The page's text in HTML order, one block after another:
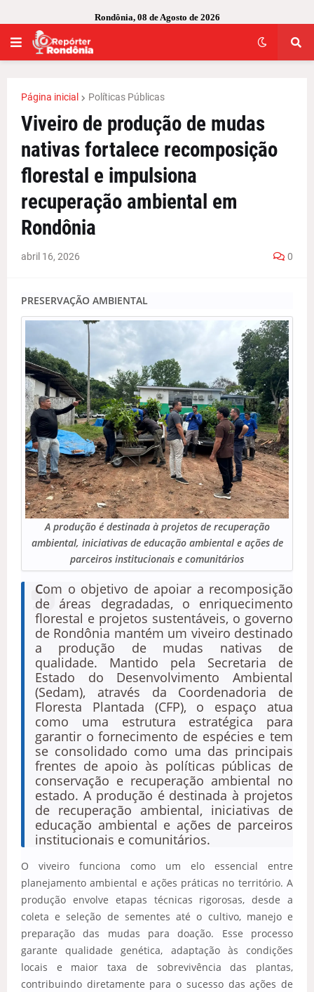
Rondônia, 08 de Agosto de 2026
Página inicial Políticas Públicas
Viveiro de produção de mudas
nativas fortalece recomposição
florestal e impulsiona
recuperação ambiental em
Rondônia
abril 16, 2026 0
PRESERVAÇÃO AMBIENTAL
A produção é destinada à projetos de recuperação
ambiental, iniciativas de educação ambiental e ações de
parceiros institucionais e comunitários
Com o objetivo de apoiar a recomposição
de áreas degradadas, o enriquecimento
florestal e projetos sustentáveis, o governo
de Rondônia mantém um viveiro destinado
a produção de mudas nativas de
qualidade. Mantido pela Secretaria de
Estado do Desenvolvimento Ambiental
(Sedam), através da Coordenadoria de
Floresta Plantada (CFP), o espaço atua
como uma estrutura estratégica para
garantir o fornecimento de espécies e tem
se consolidado como uma das principais
frentes de apoio às políticas públicas de
conservação e recuperação ambiental no
estado. A produção é destinada à projetos
de recuperação ambiental, iniciativas de
educação ambiental e ações de parceiros
institucionais e comunitários.
O viveiro funciona como um elo essencial entre
planejamento ambiental e ações práticas no território. A
produção envolve etapas técnicas rigorosas, desde a
coleta e seleção de sementes até o cultivo, manejo e
preparação das mudas para doação. Esse processo
garante qualidade genética, adaptação às condições
locais e maior taxa de sobrevivência das plantas,
contribuindo diretamente para o sucesso das ações de